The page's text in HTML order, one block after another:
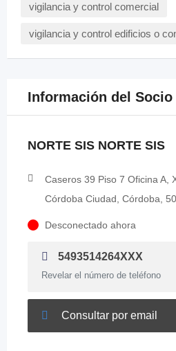
vigilancia y control comercial
vigilancia y control edificios o
Información del Socio
NORTE SIS NORTE SIS
Caseros 39 Piso 7 Oficina A,
Córdoba Ciudad, Córdoba,
Desconectado ahora
5493514264XXX
Revelar el número de teléfono
Consultar por email